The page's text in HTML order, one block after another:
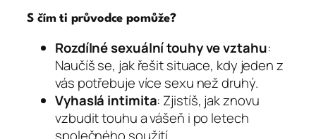
S čím ti průvodce pomůže?
Rozdílné sexuální touhy ve vztahu:
Naučíš se, jak řešit situace, kdy jeden z
vás potřebuje více sexu než druhý.
Vyhaslá intimita: Zjistíš, jak znovu
vzbudit touhu a vášeň i po letech